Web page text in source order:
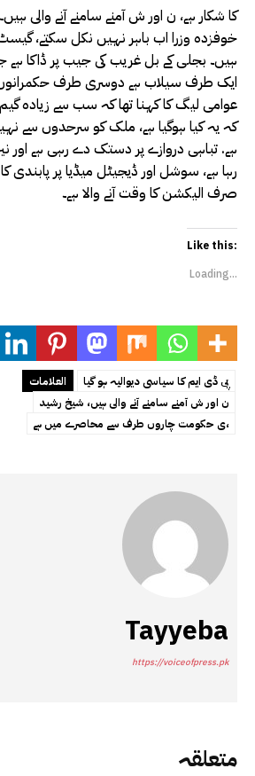
متعلقہ
کا شکار ہے، ن اور ش آمنے سامنے آنے والی
خوفزدہ وزرا اب باہر نہیں نکل سکتے،
ہیں۔ بجلی کے بل غریب کی جیب پر ڈاکا ہے
ایک طرف سیلاب ہے دوسری طرف حکمرانوں
عوامی لیگ کا کہنا تھا کہ سب سے زیادہ
کہ یہ کیا ہوگیا ہے، ملک کو سرحدوں سے
ہے. تباہی دروازے پر دستک دے رہی ہے اور
رہا ہے، سوشل اور ڈیجیٹل میڈیا پر پابندی
صرف الیکشن کا وقت آنے والا ہے۔
Like this:
Loading...
العلامات
پی ڈی ایم کا سیاسی دیوالیہ ہو گیا
ن اور ش آمنے سامنے آنے والی ہیں، شیخ رشید
ی حکومت چاروں طرف سے محاصرے میں ہے،
Tayyeba
https://voiceofpress.pk